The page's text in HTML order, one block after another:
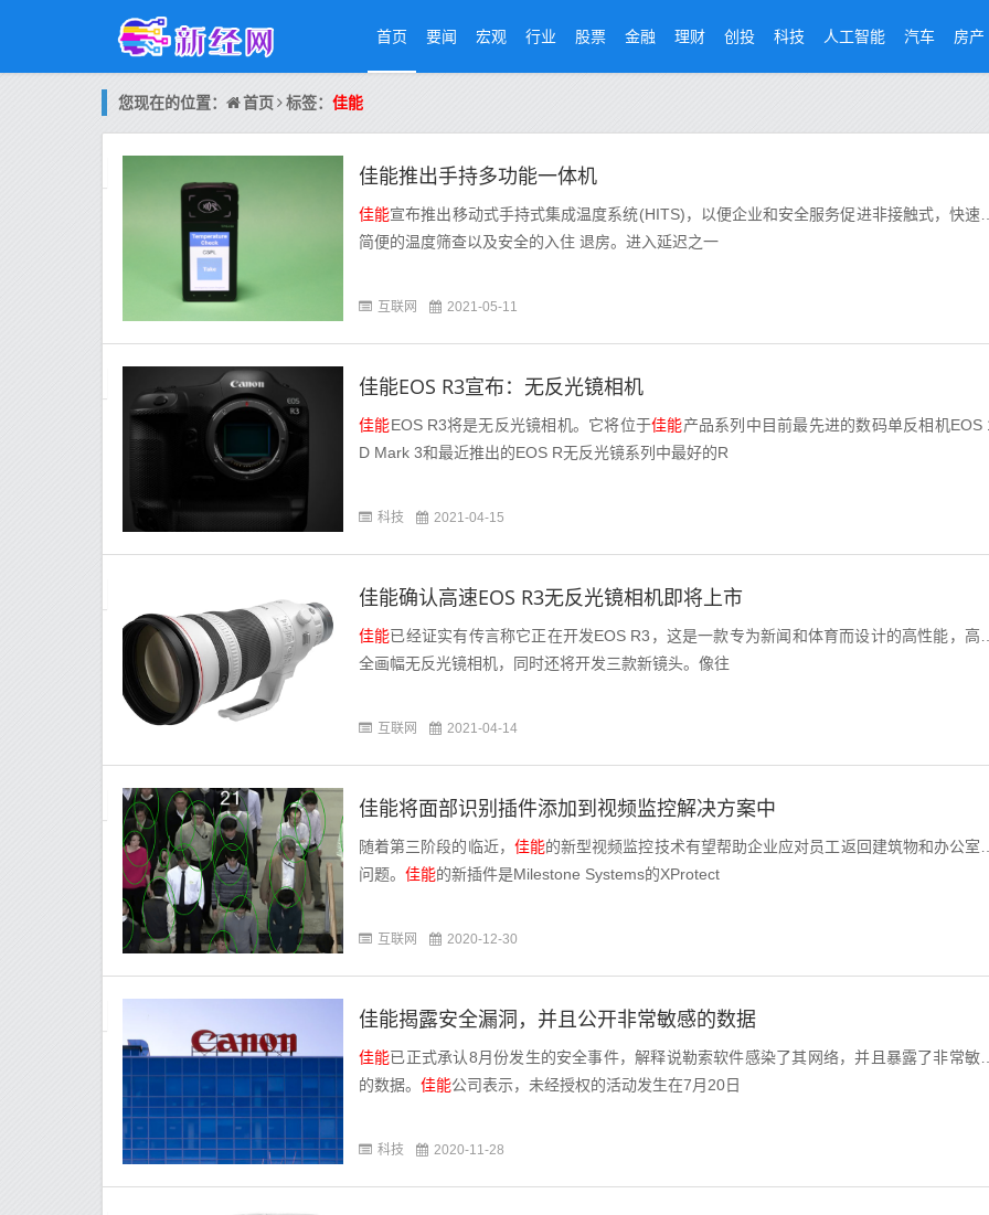
首页 要闻 宏观 行业 股票 金融 理财 创投 科技 人工智能 汽车 房产
您现在的位置： 首页 标签： 佳能
佳能推出手持多功能一体机
佳能宣布推出移动式手持式集成温度系统(HITS)，以便企业和安全服务促进非接触式，快速
简便的温度筛查以及安全的入住 退房。进入延迟之一
互联网 2021-05-11
佳能EOS R3宣布：无反光镜相机
佳能EOS R3将是无反光镜相机。它将位于佳能产品系列中目前最先进的数码单反相机EOS
D Mark 3和最近推出的EOS R无反光镜系列中最好的R
科技 2021-04-15
佳能确认高速EOS R3无反光镜相机即将上市
佳能已经证实有传言称它正在开发EOS R3，这是一款专为新闻和体育而设计的高性能，高
全画幅无反光镜相机，同时还将开发三款新镜头。像往
互联网 2021-04-14
佳能将面部识别插件添加到视频监控解决方案中
随着第三阶段的临近， 佳能的新型视频监控技术有望帮助企业应对员工返回建筑物和办公室
问题。 佳能的新插件是Milestone Systems的XProtect
互联网 2020-12-30
佳能揭露安全漏洞，并且公开非常敏感的数据
佳能已正式承认8月份发生的安全事件，解释说勒索软件感染了其网络，并且暴露了非常敏
的数据。 佳能公司表示，未经授权的活动发生在7月20日
科技 2020-11-28